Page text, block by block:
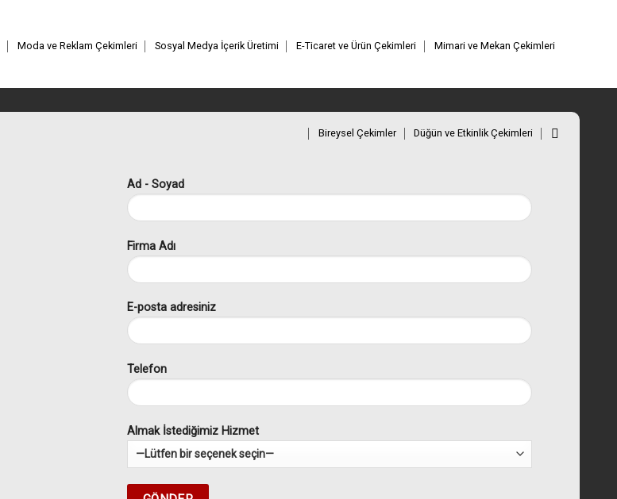
Moda ve Reklam Çekimleri Sosyal Medya İçerik Üretimi E-Ticaret ve Ürün Çekimleri Mimari ve Mekan Çekimleri
Bireysel Çekimler Düğün ve Etkinlik Çekimleri
Ad - Soyad
Firma Adı
E-posta adresiniz
Telefon
Almak İstediğimiz Hizmet